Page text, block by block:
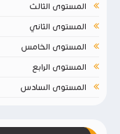
المستوى الثالث
المستوى الثاني
المستوى الخامس
المستوى الرابع
المستوى السادس